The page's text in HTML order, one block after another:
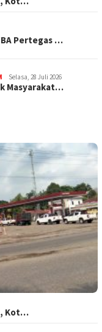
Pertegas …
Selasa, 28 Juli 2026
Masyarakat…
Kot…